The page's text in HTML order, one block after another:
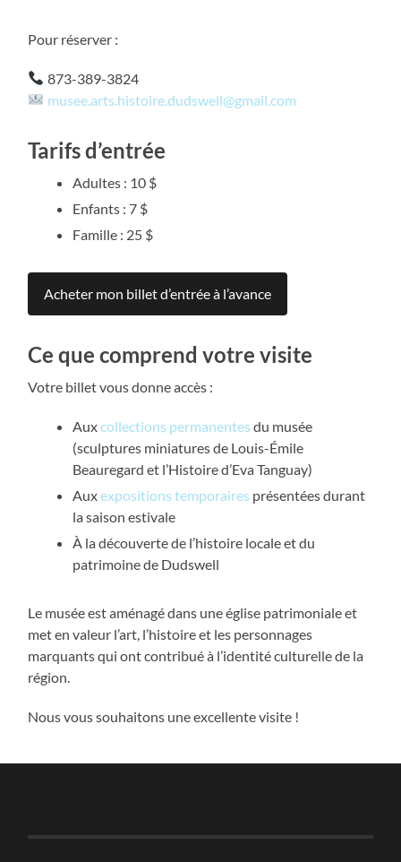
Pour réserver :
873-389-3824
musee.arts.histoire.dudswell@gmail.com
Tarifs d’entrée
Adultes : 10 $
Enfants : 7 $
Famille : 25 $
Acheter mon billet d’entrée à l’avance
Ce que comprend votre visite
Votre billet vous donne accès :
Auxcollections permanentes du musée
(sculptures miniatures de Louis-Émile
Beauregard et l’Histoire d’Eva Tanguay)
Auxexpositions temporaires présentées durant
la saison estivale
À la découverte de l’histoire locale et du
patrimoine de Dudswell
Le musée est aménagé dans une église patrimoniale et
met en valeur l’art, l’histoire et les personnages
marquants qui ont contribué à l’identité culturelle de la
région.
Nous vous souhaitons une excellente visite !